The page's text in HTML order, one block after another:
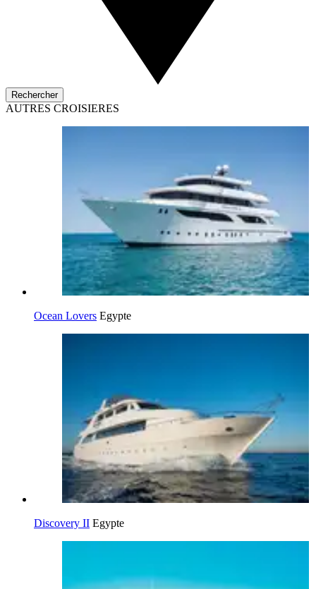
Rechercher
AUTRES CROISIERES
Ocean Lovers Egypte
Discovery II Egypte